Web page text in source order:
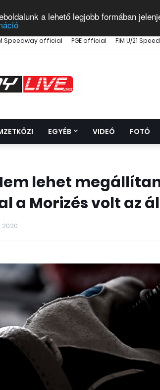
a lehető legjobb formában
Speedway official PGE official FIM U/21
EGYÉB VIDEÓ FOTÓ
lehet
a Morizés volt az